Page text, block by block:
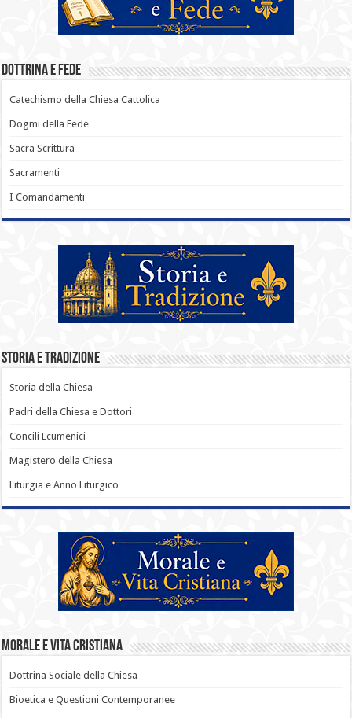
Dottrina e Fede
Catechismo della Chiesa Cattolica
Dogmi della Fede
Sacra Scrittura
Sacramenti
I Comandamenti
Storia e Tradizione
Storia della Chiesa
Padri della Chiesa e Dottori
Concili Ecumenici
Magistero della Chiesa
Liturgia e Anno Liturgico
Morale e Vita Cristiana
Dottrina Sociale della Chiesa
Bioetica e Questioni Contemporanee